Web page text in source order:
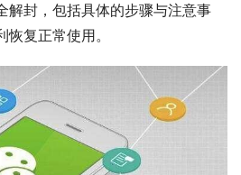
解封，包括具体的步骤与注意事
复正常使用。